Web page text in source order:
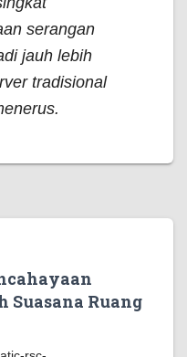
serangan
jauh lebih
tradisional
Suasana Ruang